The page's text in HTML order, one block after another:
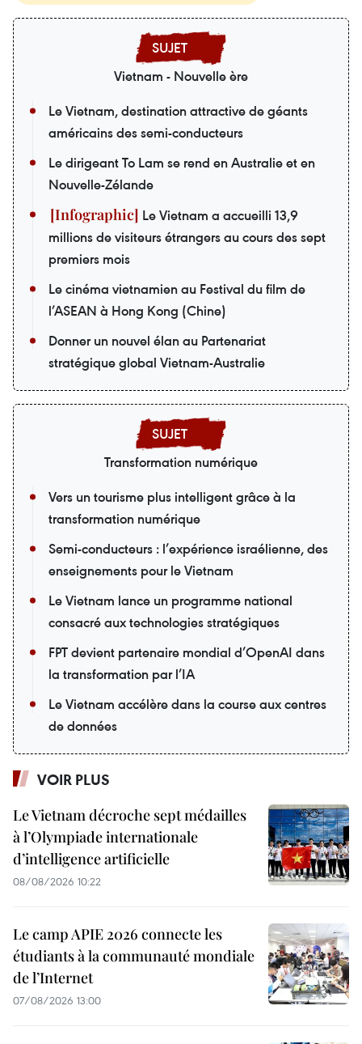
Vietnam - Nouvelle ère
Le Vietnam, destination attractive de géants
américains des semi-conducteurs
Le dirigeant To Lam se rend en Australie et en
Nouvelle-Zélande
Le Vietnam a accueilli 13,9
millions de visiteurs étrangers au cours des sept
premiers mois
Le cinéma vietnamien au Festival du film de
l’ASEAN à Hong Kong (Chine)
Donner un nouvel élan au Partenariat
stratégique global Vietnam-Australie
Transformation numérique
Vers un tourisme plus intelligent grâce à la
transformation numérique
Semi-conducteurs : l’expérience israélienne, des
enseignements pour le Vietnam
Le Vietnam lance un programme national
consacré aux technologies stratégiques
FPT devient partenaire mondial d’OpenAI dans
la transformation par l’IA
Le Vietnam accélère dans la course aux centres
de données
VOIR PLUS
Le Vietnam décroche sept médailles
à l’Olympiade internationale
d’intelligence artificielle
08/08/2026 10:22
Le camp APIE 2026 connecte les
étudiants à la communauté mondiale
de l’Internet
07/08/2026 13:00